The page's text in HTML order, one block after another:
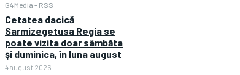
G4Media - RSS
Cetatea dacică
Sarmizegetusa Regia se
poate vizita doar sâmbăta
şi duminica, în luna august
4 august 2026